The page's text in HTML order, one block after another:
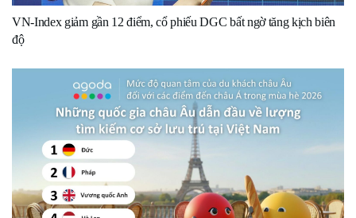
VN-Index giảm gần 12 điểm, cổ phiếu DGC bất ngờ tăng kịch biên
độ